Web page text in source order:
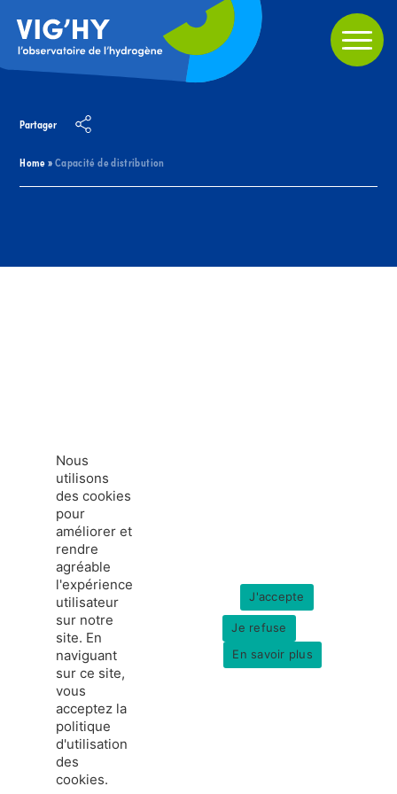
Home»Capacité de distribution
Partager
france-hydrogene.org
Données personnelles
Mentions légales
Nous
utilisons
des cookies
pour
améliorer et
rendre
agréable
l'expérience
utilisateur
sur notre
site. En
naviguant
sur ce site,
vous
acceptez la
politique
d'utilisation
des
cookies.
J'accepte
Je refuse
En savoir plus